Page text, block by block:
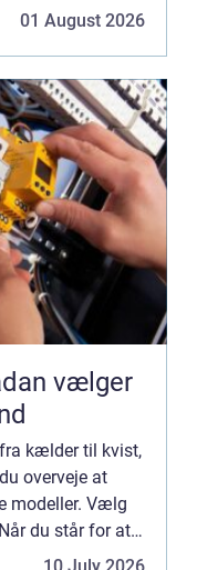
den
01 August 2026
kælder til kvist,
overveje at
modeller. Vælg
du står for at
den